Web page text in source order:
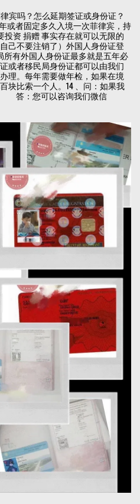
宾吗？怎么延期签证或身份证？
或者固定多久入境一次菲律宾，持
投资 捐赠 事实存在就可以无限的
己不要注销了）外国人身份证登
有外国人身份证最多就是五年必
或者移民局身份证都可以由我们
理。每年需要做年检，如果在境
块比索一个人。14 、问：如果我
答：您可以咨询我们微信